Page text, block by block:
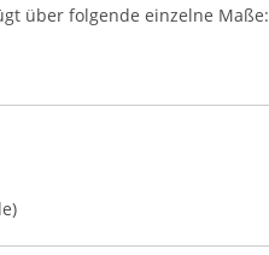
über folgende einzelne Maße: